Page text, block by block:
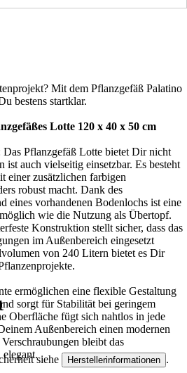
Mit dem Pflanzgefäß Palatino
bestens startklar.
Lotte 120 x 40 x 50 cm
Pflanzgefäß Lotte bietet Dir nicht
ist auch vielseitig einsetzbar. Es besteht
einer zusätzlichen farbigen
robust macht. Dank des
eines vorhandenen Bodenlochs ist eine
wie die Nutzung als Übertopf.
Konstruktion stellt sicher, dass das
im Außenbereich eingesetzt
von 240 Litern bietet es Dir
ermöglichen eine flexible Gestaltung
sorgt für Stabilität bei geringem
Oberfläche fügt sich nahtlos in jede
Außenbereich einen modernen
bleibt das
siehe Herstellerinformationen .